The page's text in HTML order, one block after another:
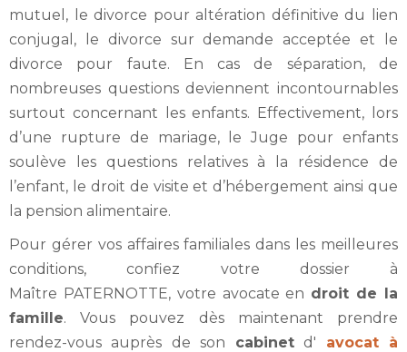
mutuel, le divorce pour altération définitive du lien
conjugal, le divorce sur demande acceptée et le
divorce pour faute. En cas de séparation, de
nombreuses questions deviennent incontournables
surtout concernant les enfants. Effectivement, lors
d’une rupture de mariage, le Juge pour enfants
soulève les questions relatives à la résidence de
l’enfant, le droit de visite et d’hébergement ainsi que
la pension alimentaire.
Pour gérer vos affaires familiales dans les meilleures
conditions, confiez votre dossier à
Maître PATERNOTTE, votre avocate en droit de la
famille. Vous pouvez dès maintenant prendre
rendez-vous auprès de son cabinetd' avocat à